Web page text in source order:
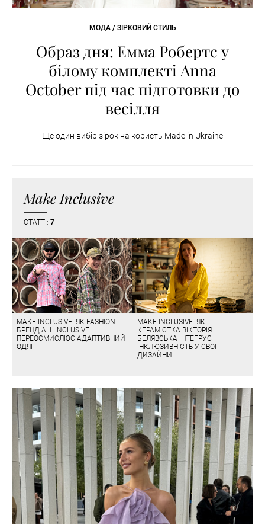
МОДА / ЗІРКОВИЙ СТИЛЬ
Образ дня: Емма Робертс у
білому комплекті Anna
October під час підготовки до
весілля
Ще один вибір зірок на користь Made in Ukraine
Make Inclusive
СТАТТІ: 7
MAKE INCLUSIVE: ЯК FASHION-
БРЕНД ALL INCLUSIVE
ПЕРЕОСМИСЛЮЄ АДАПТИВНИЙ
ОДЯГ
MAKE INCLUSIVE: ЯК
КЕРАМІСТКА ВІКТОРІЯ
БЕЛЯВСЬКА ІНТЕГРУЄ
ІНКЛЮЗИВНІСТЬ У СВОЇ
ДИЗАЙНИ